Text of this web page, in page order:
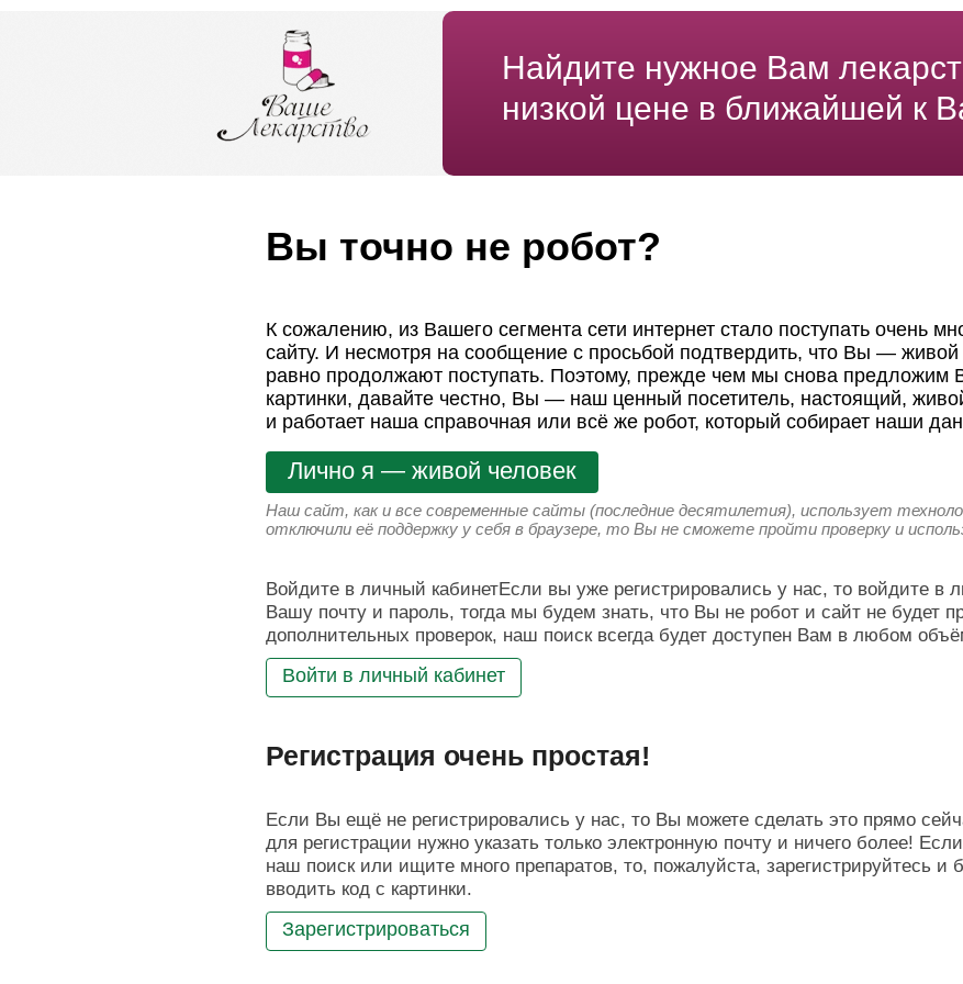
Найдите нужное Вам
низкой цене в ближайшей к
Вы точно не робот?
К сожалению, из Вашего сегмента сети интернет стало поступать очень
сайту. И несмотря на сообщение с просьбой подтвердить, что Вы — живой
равно продолжают поступать. Поэтому, прежде чем мы снова предложим
картинки, давайте честно, Вы — наш ценный посетитель, настоящий,
и работает наша справочная или всё же робот, который собирает наши
Лично я — живой человек
Наш сайт, как и все современные сайты (последние десятилетия), использует
отключили её поддержку у себя в браузере, то Вы не сможете пройти проверку и
Войдите в личный кабинетЕсли вы уже регистрировались у нас, то войдите в
Вашу почту и пароль, тогда мы будем знать, что Вы не робот и сайт не будет
дополнительных проверок, наш поиск всегда будет доступен Вам в любом
Войти в личный кабинет
Регистрация очень простая!
Если Вы ещё не регистрировались у нас, то Вы можете сделать это прямо
для регистрации нужно указать только электронную почту и ничего более!
наш поиск или ищите много препаратов, то, пожалуйста, зарегистрируйтесь и
вводить код с картинки.
Зарегистрироваться